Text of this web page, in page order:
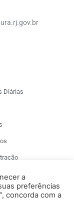
Diárias
a
preferências
concorda com a